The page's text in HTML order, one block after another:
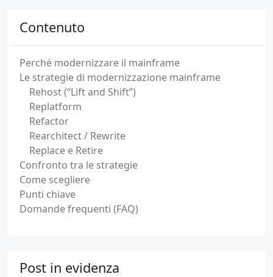
Contenuto
Perché modernizzare il mainframe
Le strategie di modernizzazione mainframe
Rehost (“Lift and Shift”)
Replatform
Refactor
Rearchitect / Rewrite
Replace e Retire
Confronto tra le strategie
Come scegliere
Punti chiave
Domande frequenti (FAQ)
Post in evidenza